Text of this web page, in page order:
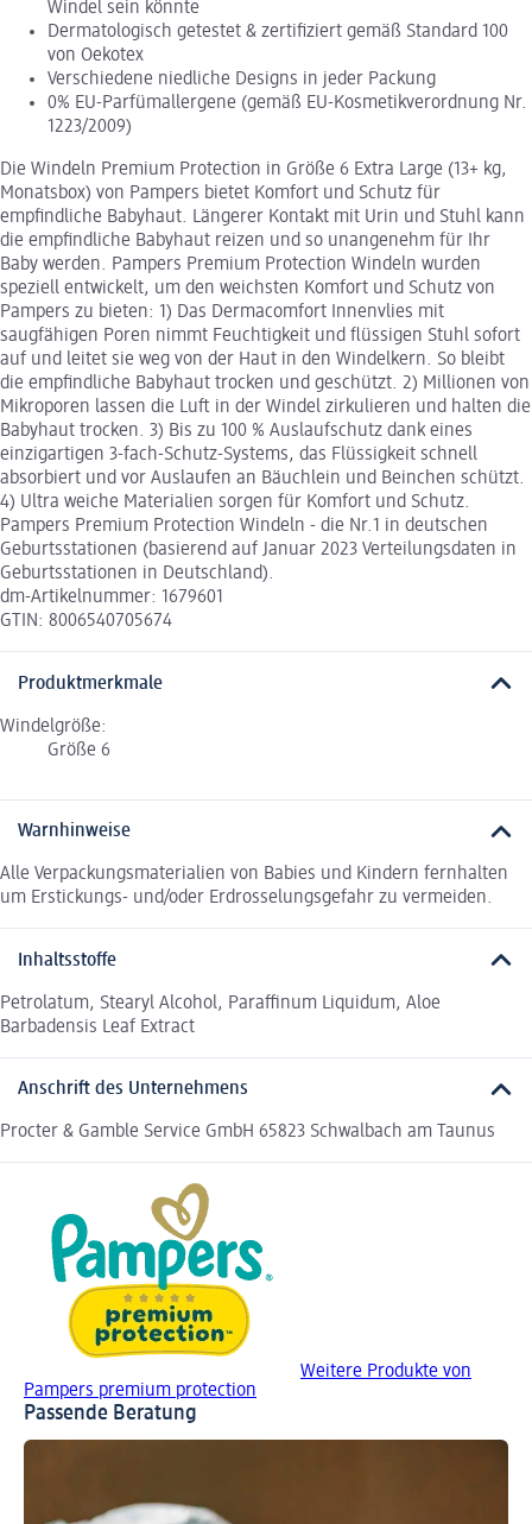
Windel sein könnte
Dermatologisch getestet & zertifiziert gemäß Standard 100
von Oekotex
Verschiedene niedliche Designs in jeder Packung
0% EU-Parfümallergene (gemäß EU-Kosmetikverordnung Nr.
1223/2009)
Die Windeln Premium Protection in Größe 6 Extra Large (13+ kg,
Monatsbox) von Pampers bietet Komfort und Schutz für
empfindliche Babyhaut. Längerer Kontakt mit Urin und Stuhl kann
die empfindliche Babyhaut reizen und so unangenehm für Ihr
Baby werden. Pampers Premium Protection Windeln wurden
speziell entwickelt, um den weichsten Komfort und Schutz von
Pampers zu bieten: 1) Das Dermacomfort Innenvlies mit
saugfähigen Poren nimmt Feuchtigkeit und flüssigen Stuhl sofort
auf und leitet sie weg von der Haut in den Windelkern. So bleibt
die empfindliche Babyhaut trocken und geschützt. 2) Millionen von
Mikroporen lassen die Luft in der Windel zirkulieren und halten die
Babyhaut trocken. 3) Bis zu 100 % Auslaufschutz dank eines
einzigartigen 3-fach-Schutz-Systems, das Flüssigkeit schnell
absorbiert und vor Auslaufen an Bäuchlein und Beinchen schützt.
4) Ultra weiche Materialien sorgen für Komfort und Schutz.
Pampers Premium Protection Windeln - die Nr.1 in deutschen
Geburtsstationen (basierend auf Januar 2023 Verteilungsdaten in
Geburtsstationen in Deutschland).
dm-Artikelnummer: 1679601
GTIN: 8006540705674
Produktmerkmale
Windelgröße:
Größe 6
Warnhinweise
Alle Verpackungsmaterialien von Babies und Kindern fernhalten
um Erstickungs- und/oder Erdrosselungsgefahr zu vermeiden.
Inhaltsstoffe
Petrolatum, Stearyl Alcohol, Paraffinum Liquidum, Aloe
Barbadensis Leaf Extract
Anschrift des Unternehmens
Procter & Gamble Service GmbH 65823 Schwalbach am Taunus
Weitere Produkte von
Pampers premium protection
Passende Beratung